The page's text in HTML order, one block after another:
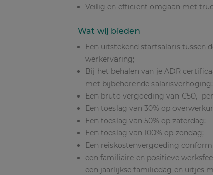
Veilig en efficiënt omgaan met
Wat wij bieden
Een uitstekend startsalaris tussen
werkervaring;
Bij het behalen van je ADR
met bijbehorende salarisverhoging;
Een bruto vergoeding van €50,-
Een toeslag van 30% op
Een toeslag van 50% op zaterdag;
Een toeslag van 100% op zondag;
Een reiskostenvergoeding conform
een familiaire en positieve
een jaarlijkse familiedag en uitjes